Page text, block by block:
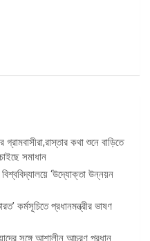
কথা শুনে বাড়িতে
সমাধান
‘উদ্যোক্তা উন্নয়ন
কর্মসূচিতে প্রধানমন্ত্রীর ভাষণ